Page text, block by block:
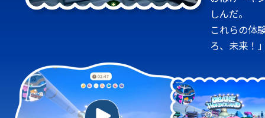
しんだ。
これらの体
ろ、未来！